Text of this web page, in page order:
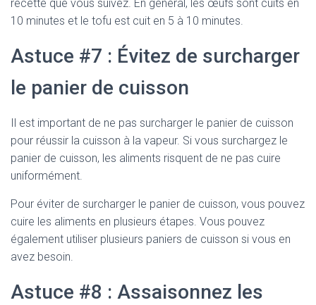
recette que vous suivez. En général, les œufs sont cuits en
10 minutes et le tofu est cuit en 5 à 10 minutes.
Astuce #7 : Évitez de surcharger
le panier de cuisson
Il est important de ne pas surcharger le panier de cuisson
pour réussir la cuisson à la vapeur. Si vous surchargez le
panier de cuisson, les aliments risquent de ne pas cuire
uniformément.
Pour éviter de surcharger le panier de cuisson, vous pouvez
cuire les aliments en plusieurs étapes. Vous pouvez
également utiliser plusieurs paniers de cuisson si vous en
avez besoin.
Astuce #8 : Assaisonnez les